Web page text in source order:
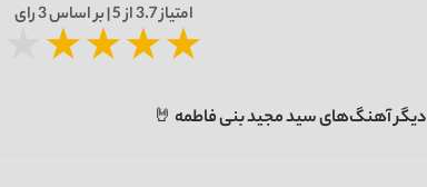
امتیاز3.7از 5 | بر اساس 3رای
★★★★
دیگر آهنگ‌های سید مجید بنی فاطمه 🤘